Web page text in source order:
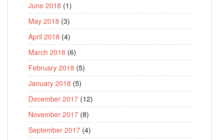
June 2018 (1)
May 2018 (3)
April 2018 (4)
March 2018 (6)
February 2018 (5)
January 2018 (5)
December 2017 (12)
November 2017 (8)
September 2017 (4)